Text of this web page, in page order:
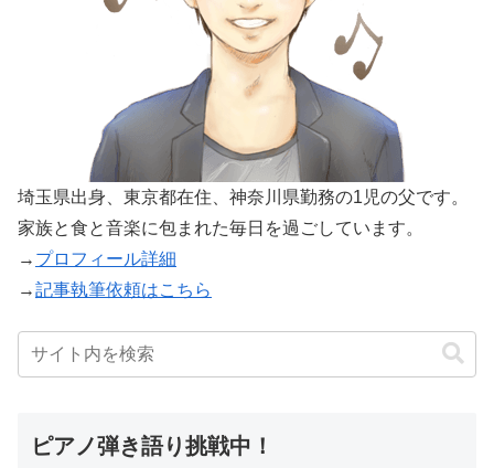
埼玉県出身、東京都在住、神奈川県勤務の1児の父です。
家族と食と音楽に包まれた毎日を過ごしています。
→ プロフィール詳細
→記事執筆依頼はこちら
ピアノ弾き語り挑戦中！